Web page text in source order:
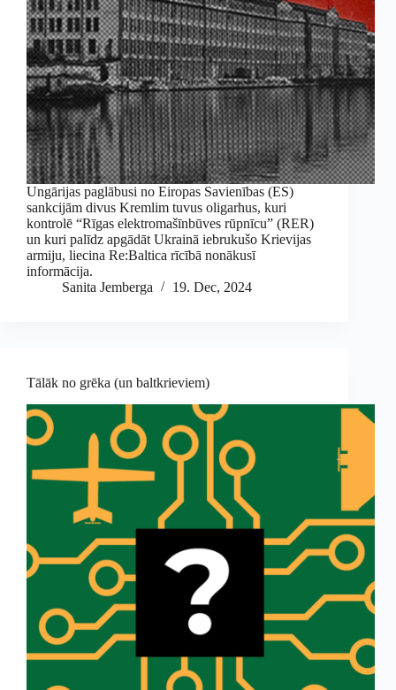
Ungārijas paglābusi no Eiropas Savienības (ES)
sankcijām divus Kremlim tuvus oligarhus, kuri
kontrolē “Rīgas elektromašīnbūves rūpnīcu” (RER)
un kuri palīdz apgādāt Ukrainā iebrukušo Krievijas
armiju, liecina Re:Baltica rīcībā nonākusī
informācija.
Sanita Jemberga
19. Dec, 2024
Tālāk no grēka (un baltkrieviem)